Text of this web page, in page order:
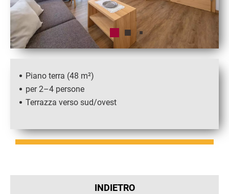
Piano terra (48 m²)
per 2–4 persone
Terrazza verso sud/ovest
INDIETRO